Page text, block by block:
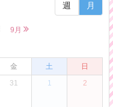
9月
週 月
金 土
日
31 1 2